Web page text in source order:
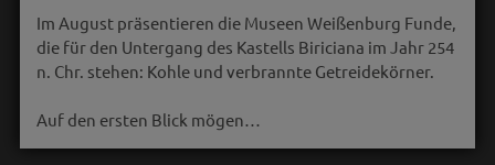
Im August präsentieren die Museen Weißenburg Funde,
die für den Untergang des Kastells Biriciana im Jahr 254
n. Chr. stehen: Kohle und verbrannte Getreidekörner.
Auf den ersten Blick mögen…